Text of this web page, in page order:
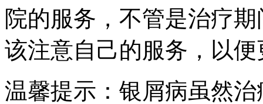
院的服务，不管是治疗
该注意自己的服务，以
温馨提示：银屑病虽然